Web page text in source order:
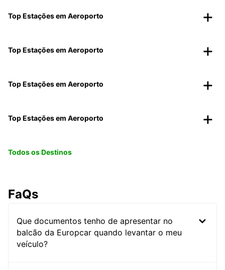
Top Estações em Aeroporto
Top Estações em Aeroporto
Top Estações em Aeroporto
Top Estações em Aeroporto
Todos os Destinos
FaQs
Que documentos tenho de apresentar no
balcão da Europcar quando levantar o meu
veículo?